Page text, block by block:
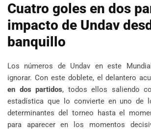
Cuatro goles en dos
impacto de Undav
banquillo
Los números de Undav en este
ignorar. Con este doblete, el delantero
en dos partidos, todos ellos saliendo
estadística que lo convierte en uno de
determinantes del torneo hasta el
para aparecer en los momentos